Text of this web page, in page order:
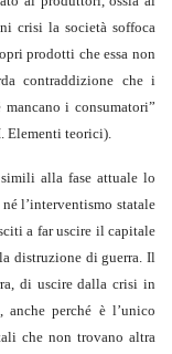
crisi la società soffoca
prodotti che essa non
contraddizione che i
i consumatori”
Elementi teorici).
alla fase attuale lo
l’interventismo statale
a far uscire il capitale
distruzione di guerra. Il
di uscire dalla crisi in
perché è l’unico
che non trovano altra